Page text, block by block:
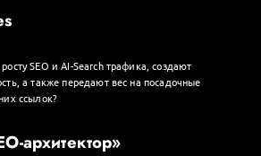
SEO и AI-Search трафика, создают
а также передают вес на посадочные
ссылок?
архитектор»